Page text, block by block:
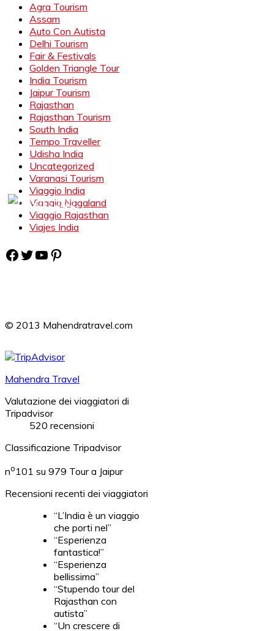
Agra Tourism
Assam
Auto Con Autista
Delhi Tourism
Fair & Festivals
Golden Triangle Tour
India Tourism
Jaipur Tourism
Rajasthan
Rajasthan Tourism
South India
Tempo Traveller
Udisha India
Uncategorized
Varanasi Tourism
Viaggio India
Viaggio Nagaland
Viaggio Rajasthan
Viajes India
Facebook
Twitter
YouTube
Pinterest
© 2013 Mahendratravel.com
Mahendra Travel
Valutazione dei viaggiatori di
Tripadvisor
520 recensioni
Classificazione Tripadvisor
no101 su 979 Tour a Jaipur
Recensioni recenti dei viaggiatori
“L’India è un viaggio
che porti nel”
“Esperienza
fantastica!”
“Esperienza
bellissima”
“Stupendo tour del
Rajasthan con
autista”
“Un crescere di